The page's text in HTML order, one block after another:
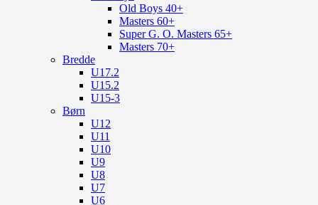
Old Boys 40+
Masters 60+
Super G. O. Masters 65+
Masters 70+
Bredde
U17.2
U15.2
U15-3
Børn
U12
U11
U10
U9
U8
U7
U6